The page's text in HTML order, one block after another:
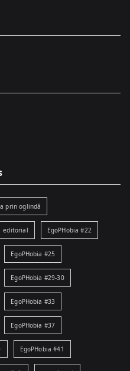
o
prin oglindă
editorial EgoPHobia #22
EgoPHobia #25
EgoPHobia #29-30
EgoPHobia #33
EgoPHobia #37
EgoPHobia #41